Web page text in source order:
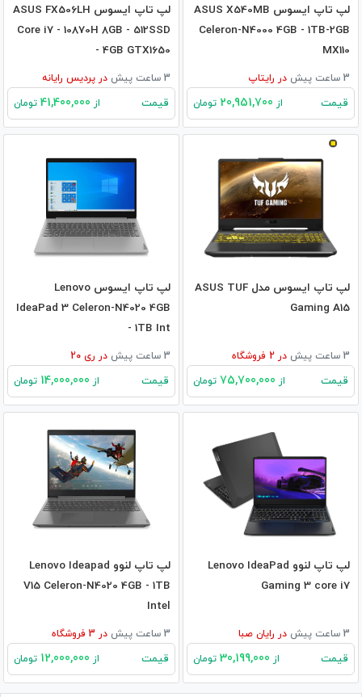
لپ تاپ ایسوس ASUS X540MB
Celeron-N4000 4GB - 1TB-2GB
MX110
3 ساعت پیش در رایتاپ
قیمت از تومان
لپ تاپ ایسوس ASUS FX506LH
Core i7 - 10870H 8GB - 512SSD
- 4GB GTX1650
3 ساعت پیش در پردیس رایانه
قیمت از تومان
لپ تاپ ایسوس مدل ASUS TUF
Gaming A15
3 ساعت پیش در فروشگاه
قیمت از تومان
لپ تاپ ایسوس Lenovo
IdeaPad 3 Celeron-N4020 4GB
- 1TB Int
3 ساعت پیش در ری 20
قیمت از تومان
لپ تاپ لنوو Lenovo IdeaPad
Gaming 3 core i7
3 ساعت پیش در رایان صبا
قیمت از تومان
لپ تاپ لنوو Lenovo Ideapad
V15 Celeron-N4020 4GB - 1TB
Intel
3 ساعت پیش در فروشگاه
قیمت از تومان